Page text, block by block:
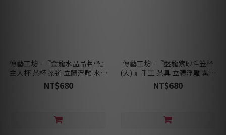
傳藝工坊 - 『金龍水晶品茗杯』
主人杯 茶杯 茶道 立體浮雕 水晶
玻璃
NT$680
傳藝工坊 - 『盤龍紫砂斗笠杯
(大) 』手工 茶具 立體浮雕 紫砂
黃段泥
NT$680